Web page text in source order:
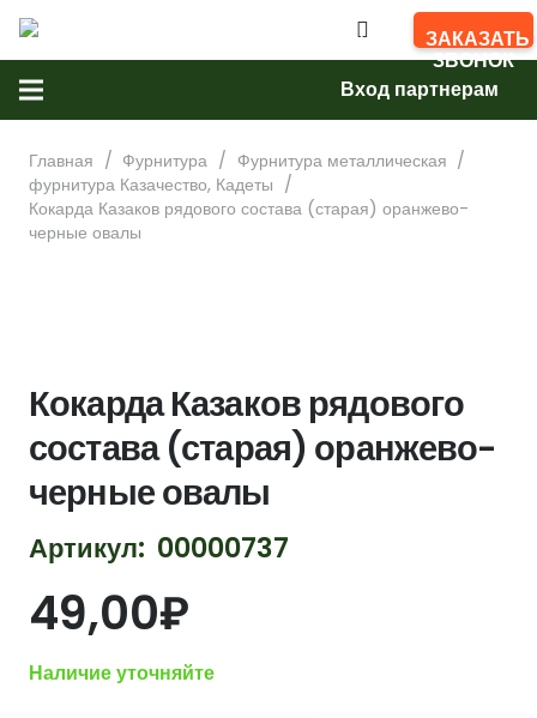
ЗАКАЗАТЬ
ЗВОНОК
Вход партнерам
Главная / Фурнитура / Фурнитура металлическая /
фурнитура Казачество, Кадеты /
Кокарда Казаков рядового состава (старая) оранжево-
черные овалы
Кокарда Казаков рядового
состава (старая) оранжево-
черные овалы
Артикул: 00000737
49,00₽
Наличие уточняйте